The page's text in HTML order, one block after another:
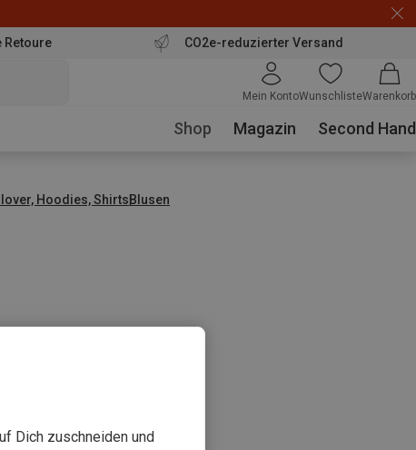
Retoure CO2e-reduzierter Versand
Mein KontoWunschlisteWarenkorb
Shop Magazin Second Hand
Hoodies, ShirtsBlusen
Dich zuschneiden und